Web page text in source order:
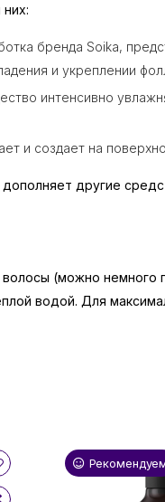
бренда Soika,
и укреплении
интенсивно
и создает на
другие
(можно
водой. Для